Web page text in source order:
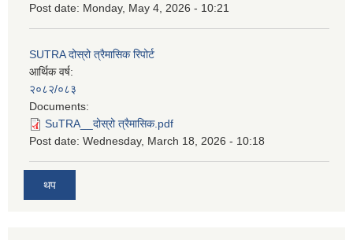
Post date: Monday, May 4, 2026 - 10:21
SUTRA दोस्रो त्रैमासिक रिपोर्ट
आर्थिक वर्ष:
२०८२/०८३
Documents:
SuTRA__दोस्रो त्रैमासिक.pdf
Post date: Wednesday, March 18, 2026 - 10:18
थप